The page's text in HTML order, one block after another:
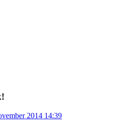
2014 14:39